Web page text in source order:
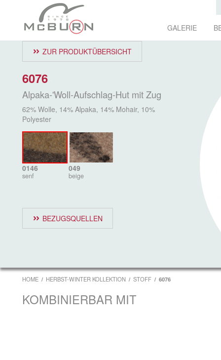
GALERIE
ZUR PRODUKTÜBERSICHT
6076
Alpaka-'Woll-Aufschlag-Hut mit Zug
62% Wolle, 14% Alpaka, 14% Mohair, 10%
Polyester
0146
senf
049
beige
BEZUGSQUELLEN
HOME HERBST-WINTER KOLLEKTION STOFF 6076
KOMBINIERBAR MIT